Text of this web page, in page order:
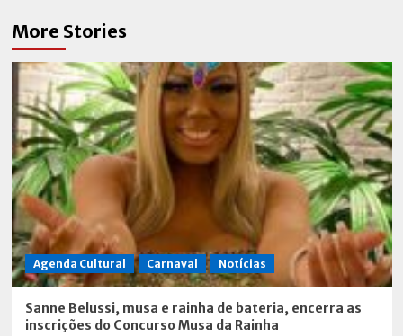
More Stories
Agenda Cultural Carnaval Notícias
Sanne Belussi, musa e rainha de bateria, encerra as
inscrições do Concurso Musa da Rainha